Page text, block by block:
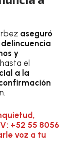
aseguró
y
el
a la
+52 55 8056
voz a tu